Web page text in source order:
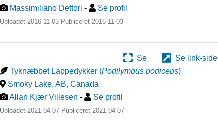
Massimiliano Dettori - Se profil
Uploadet 2016-11-03 Publiceret 2016-11-03
Se
Se link-side
Tyknæbbet Lappedykker (Podilymbus podiceps)
Smoky Lake, AB,Canada
Allan Kjær Villesen - Se profil
Uploadet 2021-04-07 Publiceret2021-04-07